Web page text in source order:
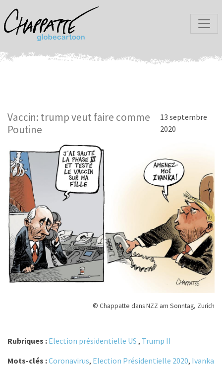
Vaccin: trump veut faire comme
Poutine
13 septembre
2020
© Chappatte dans NZZ am Sonntag, Zurich
Rubriques : Election présidentielle US , Trump II
Mots-clés :Coronavirus, Election Présidentielle 2020, Ivanka